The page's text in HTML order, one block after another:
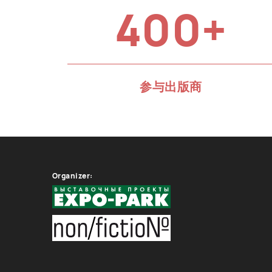
400+
参与出版商
Organizer: